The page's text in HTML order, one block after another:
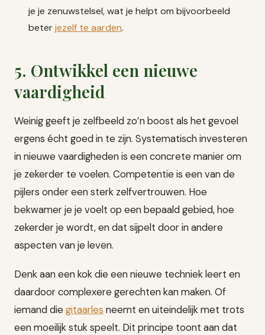
je je zenuwstelsel, wat je helpt om bijvoorbeeld
beterjezelf te aarden.
5. Ontwikkel een nieuwe
vaardigheid
Weinig geeft je zelfbeeld zo’n boost als het gevoel
ergens écht goed in te zijn. Systematisch investeren
in nieuwe vaardigheden is een concrete manier om
je zekerder te voelen. Competentie is een van de
pijlers onder een sterk zelfvertrouwen. Hoe
bekwamer je je voelt op een bepaald gebied, hoe
zekerder je wordt, en dat sijpelt door in andere
aspecten van je leven.
Denk aan een kok die een nieuwe techniek leert en
daardoor complexere gerechten kan maken. Of
iemand diegitaarles neemt en uiteindelijk met trots
een moeilijk stuk speelt. Dit principe toont aan dat